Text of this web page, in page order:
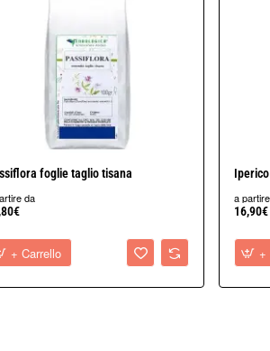
foglie taglio tisana
da
+ Carrello
a
16,90€
+